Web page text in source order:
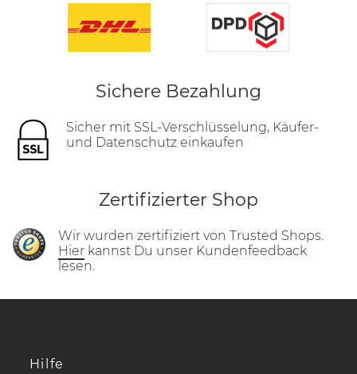
Sichere Bezahlung
Sicher mit SSL-Verschlüsselung, Käufer-
und Datenschutz einkaufen
Zertifizierter Shop
Wir wurden zertifiziert von Trusted Shops.
Hier kannst Du unser Kundenfeedback
lesen.
Hilfe